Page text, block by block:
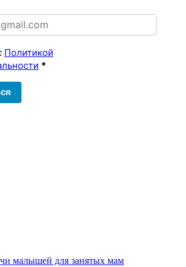
Политикой
*
малышей для занятых мам